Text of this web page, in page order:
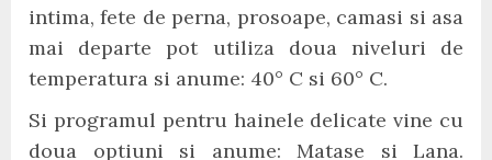
intima, fete de perna, prosoape, camasi si asa
mai departe pot utiliza doua niveluri de
temperatura si anume: 40° C si 60° C.
Si programul pentru hainele delicate vine cu
doua optiuni si anume: Matase si Lana.